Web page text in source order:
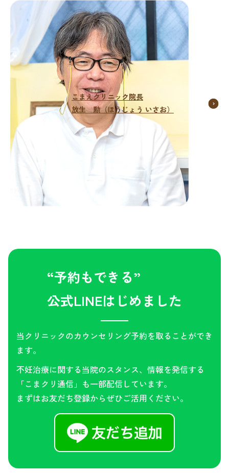
こまえクリニック院長
放生 勲（ほうじょう いさお）
“予約もできる”
公式LINEはじめました
当クリニックのカウンセリング予約を取ることができ
ます。
不妊治療に関する当院のスタンス、情報を発信する
「こまクリ通信」も一部配信しています。
まずはお友だち登録からぜひご活用ください。